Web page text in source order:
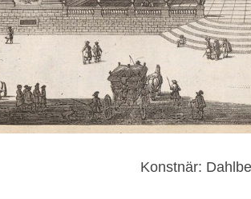
Konstnär: